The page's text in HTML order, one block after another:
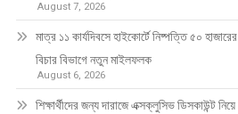
August 7, 2026
মাত্র ১১ কার্যদিবসে হাইকোর্টে নিষ্পত্তি ৫০
বিচার বিভাগে নতুন মাইলফলক
August 6, 2026
শিক্ষার্থীদের জন্য দারাজে এক্সক্লুসিভ ডিসকাউন্ট